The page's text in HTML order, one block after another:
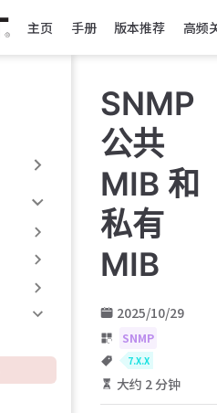
主页 手册 版本推荐 高频
SNMP
公共
MIB 和
私有
MIB
2025/10/29
SNMP
7.X.X
大约 2 分钟